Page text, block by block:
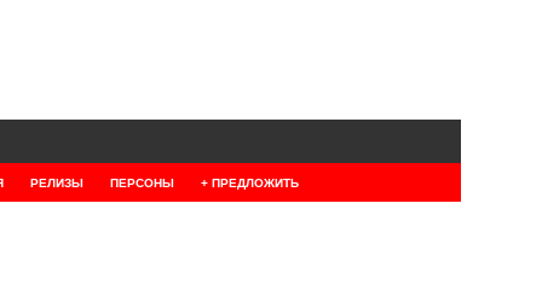
РЕЛИЗЫ ПЕРСОНЫ + ПРЕДЛОЖИТЬ